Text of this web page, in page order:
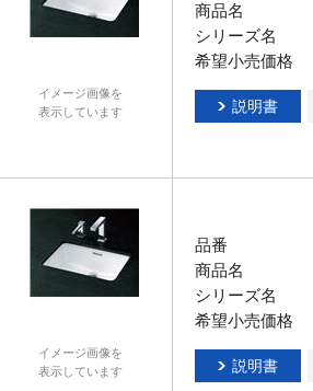
イメージ画像を
表示しています
商品名
シリーズ名
希望小売価格
説明書
イメージ画像を
表示しています
品番
商品名
シリーズ名
希望小売価格
説明書